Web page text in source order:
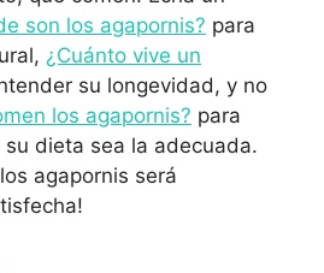
son los agapornis? para
¿Cuánto vive un
su longevidad, y no
los agapornis? para
dieta sea la adecuada.
agapornis será